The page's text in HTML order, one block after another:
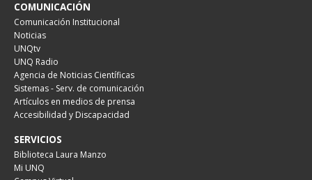
COMUNICACIÓN
Comunicación Institucional
Noticias
UNQtv
UNQ Radio
Agencia de Noticias Científicas
Sistemas - Serv. de comunicación
Artículos en medios de prensa
Accesibilidad y Discapacidad
SERVICIOS
Biblioteca Laura Manzo
Mi UNQ